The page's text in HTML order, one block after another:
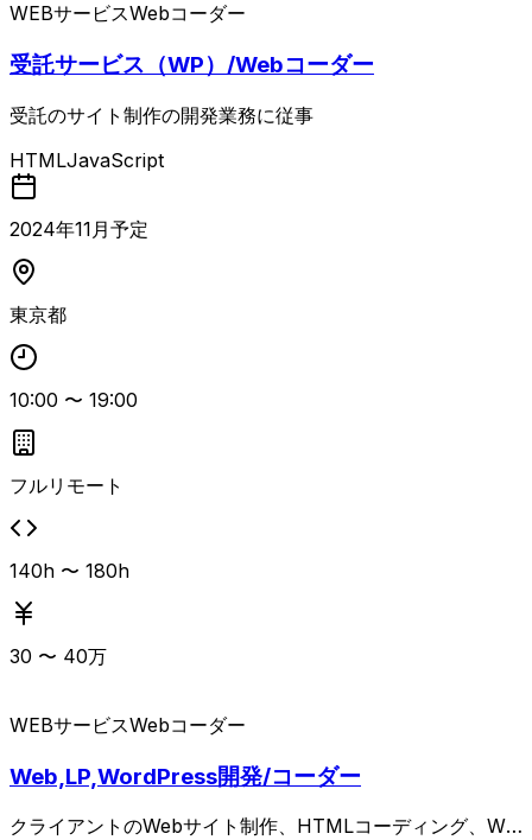
WEBサービスWebコーダー
受託サービス（WP）/Webコーダー
受託のサイト制作の開発業務に従事
HTMLJavaScript
2024年11 月予定
東京都
10:00 〜 19:00
フルリモート
140h 〜 180h
30 〜 40万
WEBサービスWebコーダー
Web,LP,WordPress開発/コーダー
クライアントのWebサイト制作、HTMLコーディング、Wo